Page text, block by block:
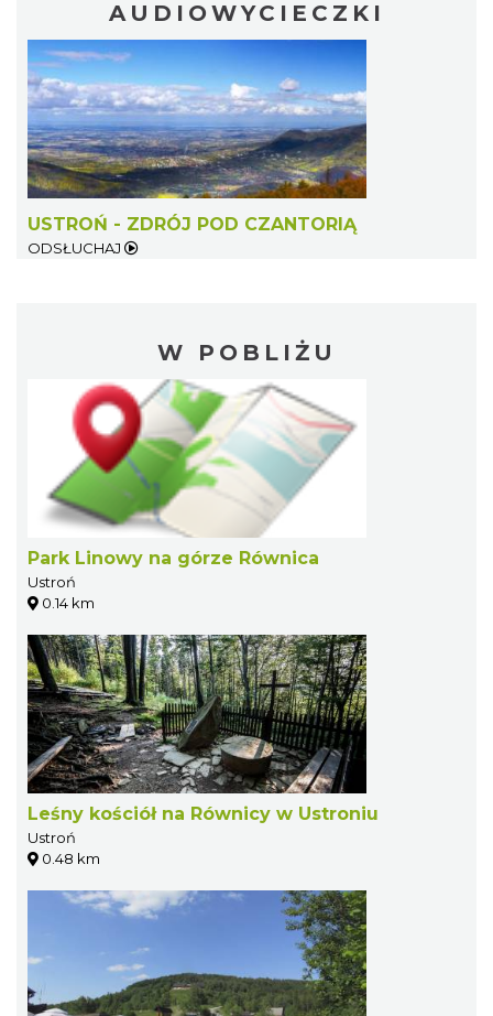
AUDIOWYCIECZKI
USTROŃ - ZDRÓJ POD CZANTORIĄ
ODSŁUCHAJ
W POBLIŻU
Park Linowy na górze Równica
Ustroń
0.14 km
Leśny kościół na Równicy w Ustroniu
Ustroń
0.48 km